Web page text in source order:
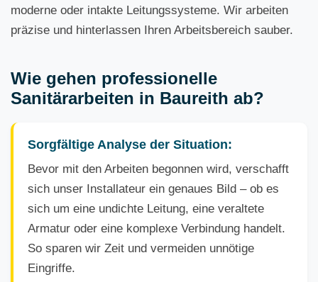
moderne oder intakte Leitungssysteme. Wir arbeiten
präzise und hinterlassen Ihren Arbeitsbereich sauber.
Wie gehen professionelle
Sanitärarbeiten in Baureith ab?
Sorgfältige Analyse der Situation:
Bevor mit den Arbeiten begonnen wird, verschafft
sich unser Installateur ein genaues Bild – ob es
sich um eine undichte Leitung, eine veraltete
Armatur oder eine komplexe Verbindung handelt.
So sparen wir Zeit und vermeiden unnötige
Eingriffe.